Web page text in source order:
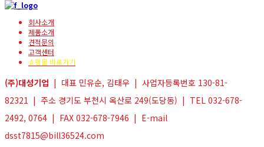
회사소개
제품소개
견적문의
고객센터
쇼핑몰 바로가기
(주)대성기업 | 대표 민유순, 김태우 | 사업자등록번호 130-81-
82321 | 주소 경기도 부천시 옥산로 249(도당동) | TEL 032-678-
2492, 0764 | FAX 032-678-7946 | E-mail
dsst7815@bill36524.com